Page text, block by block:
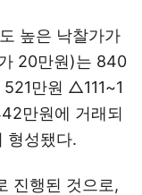
높은 낙찰가가
20만원)는 840
만원 △111~1
만원에 거래되
형성됐다.
진행된 것으로,